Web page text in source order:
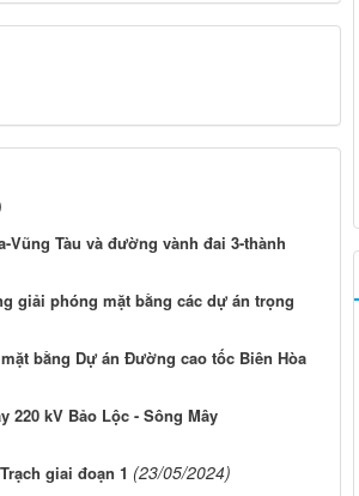
Tàu và đường vành đai 3-thành
giải phóng mặt bằng các dự án trọng
bằng Dự án Đường cao tốc Biên Hòa
kV Bảo Lộc - Sông Mây
giai đoạn 1 (23/05/2024)